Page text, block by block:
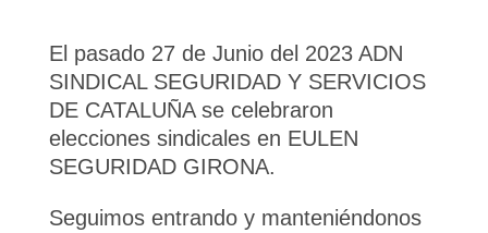
El pasado 27 de Junio del 2023 ADN
SINDICAL SEGURIDAD Y SERVICIOS
DE CATALUÑA se celebraron
elecciones sindicales en EULEN
SEGURIDAD GIRONA.
Seguimos entrando y manteniéndonos